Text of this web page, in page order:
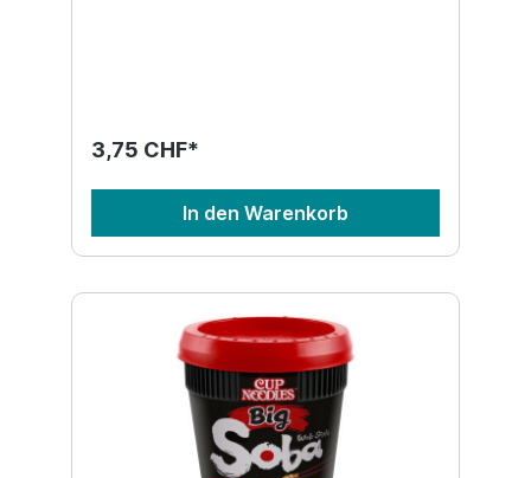
3,75 CHF*
In den Warenkorb